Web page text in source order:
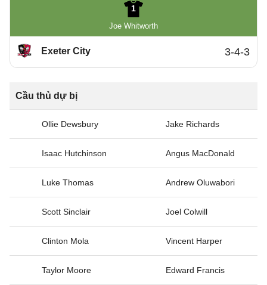
1
Joe Whitworth
Exeter City 3-4-3
Cầu thủ dự bị
Ollie Dewsbury Jake Richards
Isaac Hutchinson Angus MacDonald
Luke Thomas Andrew Oluwabori
Scott Sinclair Joel Colwill
Clinton Mola Vincent Harper
Taylor Moore Edward Francis